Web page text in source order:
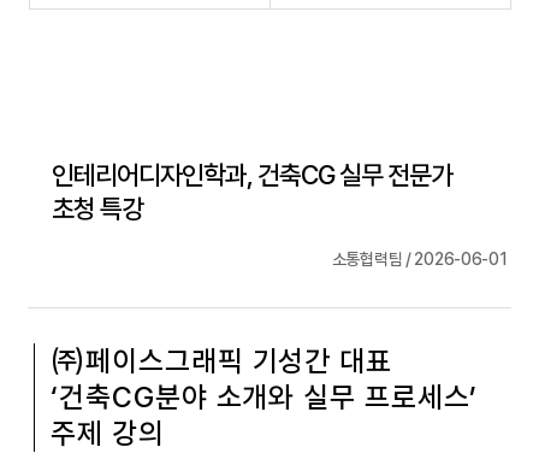
인테리어디자인학과, 건축CG 실무 전문가
초청 특강
소통협력팀 / 2026-06-01
㈜페이스그래픽 기성간 대표
‘건축CG분야 소개와 실무 프로세스’
주제 강의